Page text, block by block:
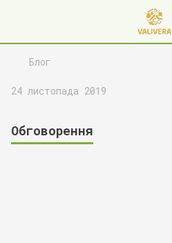
Блог
24 листопада 2019
Обговорення